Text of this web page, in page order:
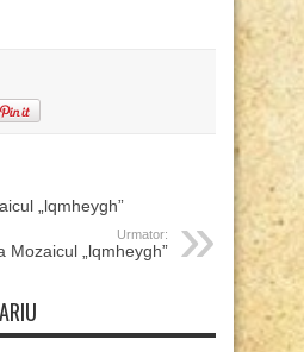
„lqmheygh”
Urmator:
Mozaicul „lqmheygh”